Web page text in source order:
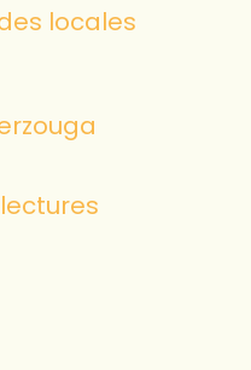
locales